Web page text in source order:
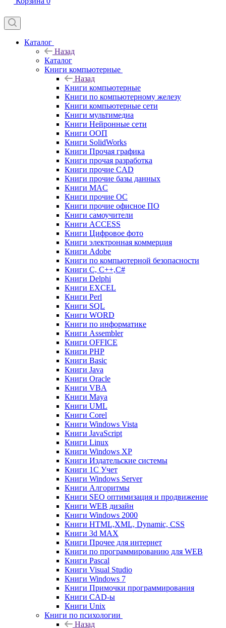
Каталог
Назад
Каталог
Книги компьютерные
Назад
Книги компьютерные
Книги по компьютерному железу
Книги компьютерные сети
Книги мультимедиа
Книги Нейронные сети
Книги ООП
Книги SolidWorks
Книги Прочая графика
Книги прочая разработка
Книги прочие CAD
Книги прочие базы данных
Книги MAC
Книги прочие ОС
Книги прочие офисное ПО
Книги самоучители
Книги ACCESS
Книги Цифровое фото
Книги электронная коммерция
Книги Adobe
Книги по компьютерной безопасности
Книги C, C++,С#
Книги Delphi
Книги EXCEL
Книги Perl
Книги SQL
Книги WORD
Книги по информатике
Книги Assembler
Книги OFFICE
Книги PHP
Книги Basic
Книги Java
Книги Oracle
Книги VBA
Книги Maya
Книги UML
Книги Corel
Книги Windows Vista
Книги JavaScript
Книги Linux
Книги Windows XP
Книги Издательские системы
Книги 1C Учет
Книги Windows Server
Книги Алгоритмы
Книги SEO оптимизация и продвижение
Книги WEB дизайн
Книги Windows 2000
Книги HTML,XML, Dynamic, CSS
Книги 3d MAX
Книги Прочее для интернет
Книги по программированию для WEB
Книги Pascal
Книги Visual Studio
Книги Windows 7
Книги Примочки программирования
Книги CAD-ы
Книги Unix
Книги по психологии
Назад